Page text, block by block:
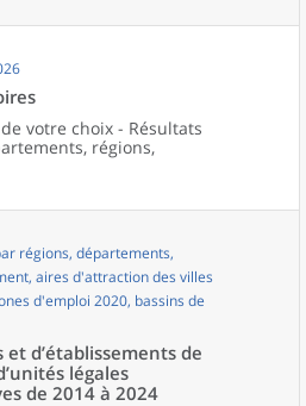
votre choix - Résultats
régions,
régions, départements,
aires d'attraction des villes
d'emploi 2020, bassins de
et d’établissements de
légales
de 2014 à 2024